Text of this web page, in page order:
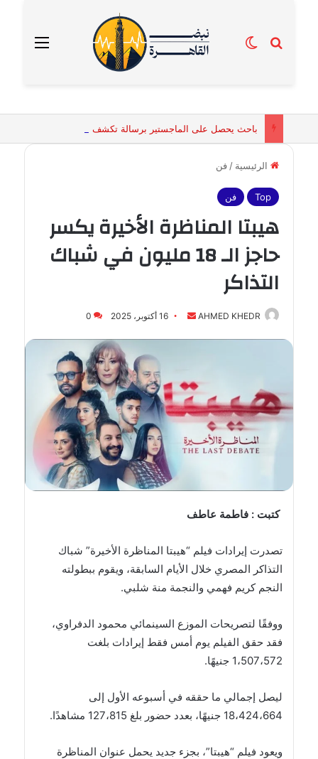
القائمة بحث عنالوضع المظلم
الرئيسية / فن
Top فن
هيبتا المناظرة الأخيرة يكسر
حاجز الـ 18 مليون في شباك
التذاكر
AHMED KHEDR
أرسل 16 أكتوبر، 2025 0
كتبت : فاطمة عاطف
تصدرت إيرادات فيلم “هيبتا المناظرة الأخيرة” شباك
التذاكر المصري خلال الأيام السابقة، ويقوم ببطولته
النجم كريم فهمي والنجمة منة شلبي.
ووفقًا لتصريحات الموزع السينمائي محمود الدفراوي،
فقد حقق الفيلم يوم أمس فقط إيرادات بلغت
1،507،572 جنيهًا.
ليصل إجمالي ما حققه في أسبوعه الأول إلى
18،424،664 جنيهًا، بعدد حضور بلغ 127،815 مشاهدًا.
ويعود فيلم “هيبتا”، بجزء جديد يحمل عنوان المناظرة